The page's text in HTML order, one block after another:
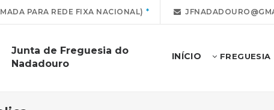
PARA REDE FIXA NACIONAL)
Junta de Freguesia do
Nadadouro
INÍCIO FREGUESIA